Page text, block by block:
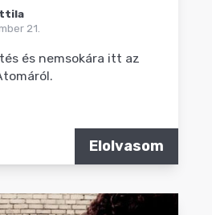
21.
és nemsokára itt az
Elolvasom